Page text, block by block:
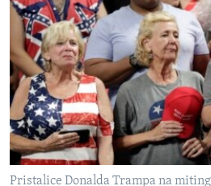
Pristalice Donalda Trampa na